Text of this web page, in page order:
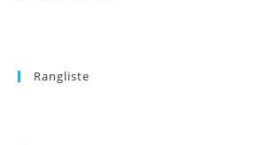
Rangliste